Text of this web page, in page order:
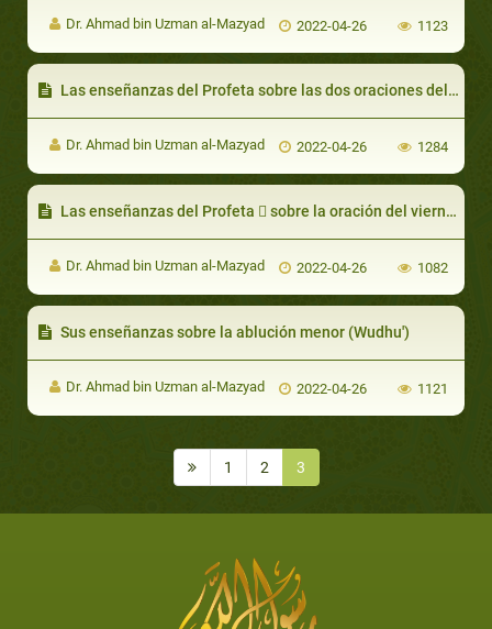
Dr. Ahmad bin Uzman al-Mazyad 2022-04-26 1123
Las enseñanzas del Profeta sobre las dos oraciones del ‘Eid
Dr. Ahmad bin Uzman al-Mazyad 2022-04-26 1284
Las enseñanzas del Profeta  sobre la oración del viernes
Dr. Ahmad bin Uzman al-Mazyad 2022-04-26 1082
Sus enseñanzas sobre la ablución menor (Wudhu')
Dr. Ahmad bin Uzman al-Mazyad 2022-04-26 1121
1 2 3